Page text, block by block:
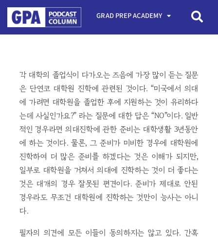
GRAD PREP ACADEMY
각 대학의 졸업식이 다가오는 즈음에 가장 많이 듣는 질문
은 단연코 대학원 진학에 관련된 것이다. “미국에서 의대
에 가려면 대학원을 졸업한 후에 지원하는 것이 유리하다
는데 사실인가요?” 라는 질문에 대한 답은 “NO”이다. 일반
적인 경우라면 의대진학에 관한 준비는 대학생활 3년동안
에 하는 것이다. 물론, 그 준비가 미비한 경우에 대학원에
진학하여 더 많은 준비를 하겠다는 것은 이해가 되지만,
일부로 대학원을 거쳐서 의대에 진학하는 것이 더 좋다는
것은 대개의 경우 잘못된 편견이다. 준비가 제대로 안된
경우라도 무조건 대학원에 진학하는 것만이 능사는 아니
다.
필자의 의견에 모든 이들이 동의하지는 않고 있다. 간혹